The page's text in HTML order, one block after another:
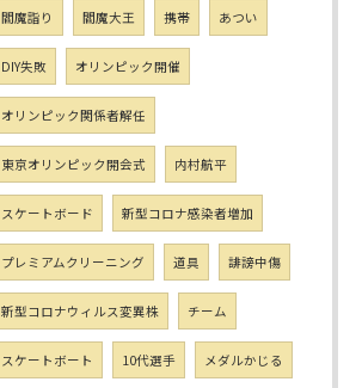
閻魔詣り 閻魔大王 携帯 あつい
DIY失敗 オリンピック開催
オリンピック関係者解任
東京オリンピック開会式 内村航平
スケートボード 新型コロナ感染者増加
プレミアムクリーニング 道具 誹謗中傷
新型コロナウィルス変異株 チーム
スケートボート 10代選手 メダルかじる